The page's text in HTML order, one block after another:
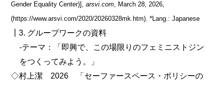
Gender Equality Center)],arsvi.com, March 28, 2026,
(https://www.arsvi.com/2020/20260328mk.htm). *Lang.: Japanese
┃3. グループワークの資料
‐テーマ：「即興で、この場限りのフェミニストジン
をつくってみよう。」
◇村上潔 2026 「セーファースペース・ポリシーの